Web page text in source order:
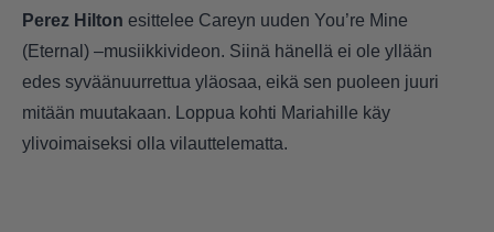
Perez Hilton esittelee Careyn uuden You’re Mine
(Eternal) –musiikkivideon. Siinä hänellä ei ole yllään
edes syväänuurrettua yläosaa, eikä sen puoleen juuri
mitään muutakaan. Loppua kohti Mariahille käy
ylivoimaiseksi olla vilauttelematta.